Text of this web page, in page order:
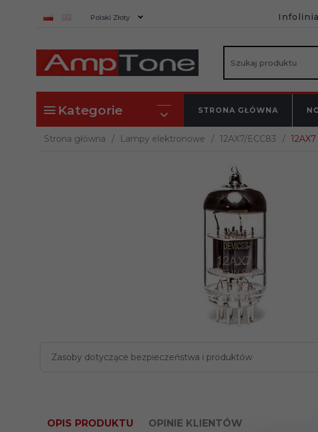
currency_h
Polski Złoty
Kategorie STRONA GŁÓWNA
Strona główna Lampy elektronowe 12AX7/ECC83
Zasoby dotyczące bezpieczeństwa i produktów
OPIS PRODUKTU OPINIE KLIENTÓW